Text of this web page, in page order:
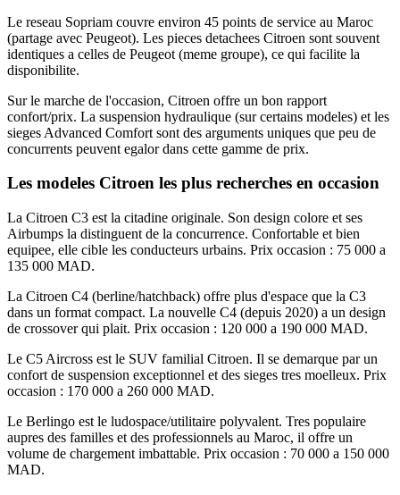
Le reseau Sopriam couvre environ 45 points de service au Maroc
(partage avec Peugeot). Les pieces detachees Citroen sont souvent
identiques a celles de Peugeot (meme groupe), ce qui facilite la
disponibilite.
Sur le marche de l'occasion, Citroen offre un bon rapport
confort/prix. La suspension hydraulique (sur certains modeles) et les
sieges Advanced Comfort sont des arguments uniques que peu de
concurrents peuvent egalor dans cette gamme de prix.
Les modeles Citroen les plus recherches en occasion
La Citroen C3 est la citadine originale. Son design colore et ses
Airbumps la distinguent de la concurrence. Confortable et bien
equipee, elle cible les conducteurs urbains. Prix occasion : 75 000 a
135 000 MAD.
La Citroen C4 (berline/hatchback) offre plus d'espace que la C3
dans un format compact. La nouvelle C4 (depuis 2020) a un design
de crossover qui plait. Prix occasion : 120 000 a 190 000 MAD.
Le C5 Aircross est le SUV familial Citroen. Il se demarque par un
confort de suspension exceptionnel et des sieges tres moelleux. Prix
occasion : 170 000 a 260 000 MAD.
Le Berlingo est le ludospace/utilitaire polyvalent. Tres populaire
aupres des familles et des professionnels au Maroc, il offre un
volume de chargement imbattable. Prix occasion : 70 000 a 150 000
MAD.